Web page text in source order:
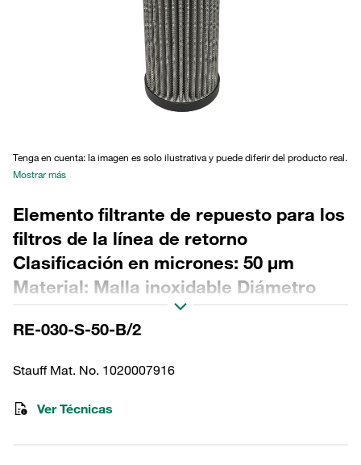
Tenga en cuenta: la imagen es solo ilustrativa y puede diferir del producto real.
Mostrar más
Elemento filtrante de repuesto para los
filtros de la línea de retorno
Clasificación en micrones: 50 µm
Material: Malla inoxidable Diámetro
exterior (mm): 51,5 Diámetro interior
(mm): 22,3 Longitud (mm): 170 Sellado:
RE-030-S-50-B/2
Stauff Mat. No. 1020007916
Ver Técnicas